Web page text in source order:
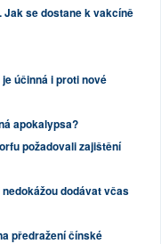
se dostane k vakcíně
účinná i proti nové
apokalypsa?
požadovali zajištění
dodávat včas
předražení čínské